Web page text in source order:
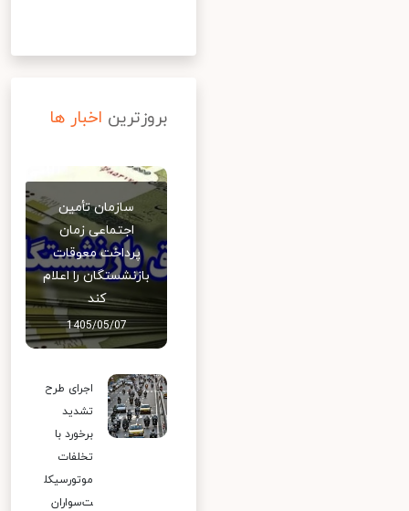
بروزترین اخبار ها
سازمان تأمین
اجتماعی زمان
پرداخت معوقات
بازنشستگان را اعلام
کند
1405/05/07
اجرای طرح
تشدید
برخورد با
تخلفات
موتورسیکل
ت‌سواران